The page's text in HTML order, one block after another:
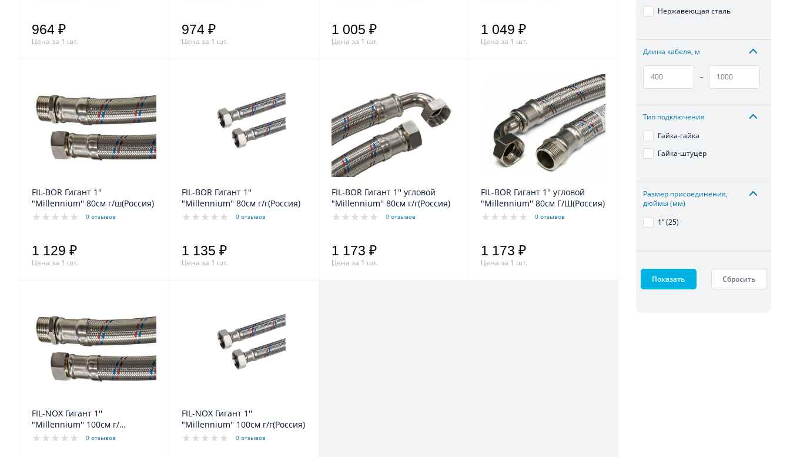
964 ₽
Цена за 1 шт.
974 ₽
Цена за 1 шт.
1 005 ₽
Цена за 1 шт.
1 049 ₽
Цена за 1 шт.
FIL-BOR Гигант 1''
"Millennium'' 80см г/ш(Россия)
0 отзывов
1 129 ₽
Цена за 1 шт.
FIL-BOR Гигант 1''
"Millennium'' 80см г/г(Россия)
0 отзывов
1 135 ₽
Цена за 1 шт.
FIL-BOR Гигант 1'' угловой
"Millennium'' 80см г/г(Россия)
0 отзывов
1 173 ₽
Цена за 1 шт.
FIL-BOR Гигант 1'' угловой
"Millennium'' 80см Г/Ш(Россия)
0 отзывов
1 173 ₽
Цена за 1 шт.
FIL-NOX Гигант 1''
"Millennium'' 100см г/
ш(Россия)
0 отзывов
FIL-NOX Гигант 1''
"Millennium'' 100см г/г(Россия)
0 отзывов
Нержавеющая сталь
Длина кабеля, м
–
Тип подключения
Гайка-гайка
Гайка-штуцер
Размер присоединения,
дюймы (мм)
1ʺ (25)
Показать Сбросить